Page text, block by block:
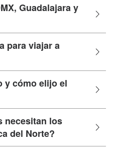
Guadalajara y
para viajar a
y cómo elijo el
necesitan los
del Norte?